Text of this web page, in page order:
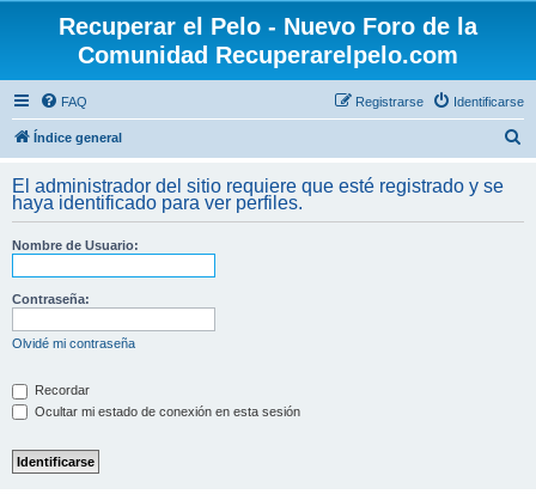
Recuperar el Pelo - Nuevo Foro de la
Comunidad Recuperarelpelo.com
FAQ Identificarse
Registrarse
Índice general
c
El administrador del sitio requiere que esté registrado y se
haya identificado para ver perfiles.
Nombre de Usuario:
Contraseña:
Olvidé mi contraseña
Recordar
Ocultar mi estado de conexión en esta sesión